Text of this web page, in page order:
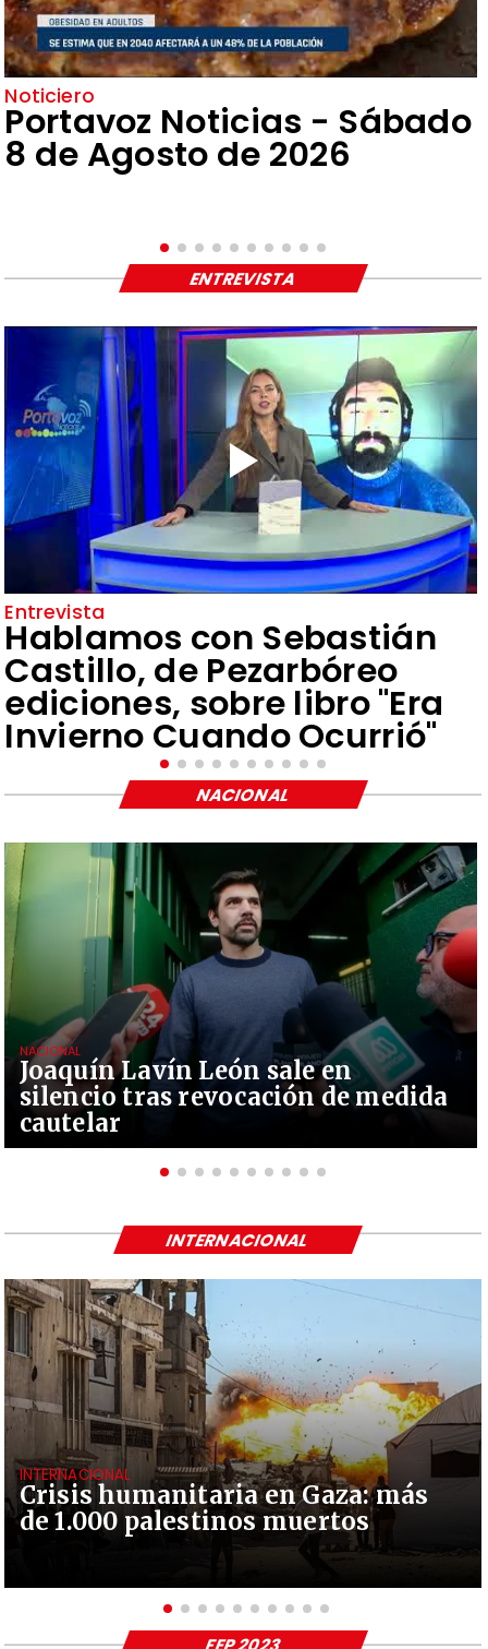
Noticiero
Portavoz Noticias - Sábado
8 de Agosto de 2026
Entrevista
Hablamos con Sebastián
Castillo, de Pezarbóreo
ediciones, sobre libro "Era
Invierno Cuando Ocurrió"
ENTREVISTA
Joaquín Lavín León sale en
silencio tras revocación de medida
cautelar
NACIONAL
NACIONAL
Crisis humanitaria en Gaza: más
de 1.000 palestinos muertos
INTERNACIONAL
INTERNACIONAL